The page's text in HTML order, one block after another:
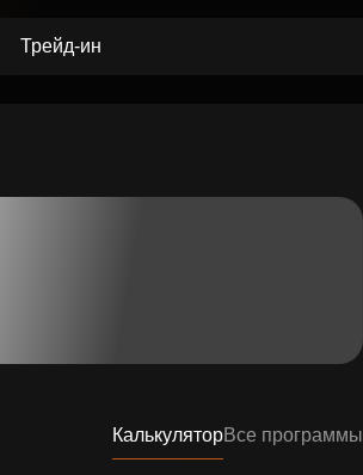
Трейд-ин
КалькуляторВсе программы